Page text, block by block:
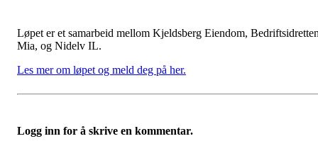
Løpet er et samarbeid mellom Kjeldsberg Eiendom,
Mia, og Nidelv IL.
Les mer om løpet og meld deg på her.
Logg inn for å skrive en kommentar.